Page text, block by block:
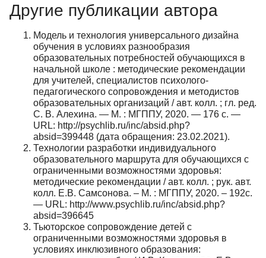
Другие публикации автора
Модель и технология универсального дизайна
обучения в условиях разнообразия
образовательных потребностей обучающихся в
начальной школе : методические рекомендации
для учителей, специалистов психолого-
педагогического сопровождения и методистов
образовательных организаций / авт. колл. ; гл. ред.
С. В. Алехина. — М. : МГППУ, 2020. — 176 с. —
URL: http://psychlib.ru/inc/absid.php?
absid=399448 (дата обращения: 23.02.2021).
Технологии разработки индивидуального
образовательного маршрута для обучающихся с
ограниченными возможностями здоровья:
методические рекомендации / авт. колл. ; рук. авт.
колл. Е.В. Самсонова. – М. : МГППУ, 2020. ‒ 192с.
— URL: http://www.psychlib.ru/inc/absid.php?
absid=396645
Тьюторское сопровождение детей с
ограниченными возможностями здоровья в
условиях инклюзивного образования: